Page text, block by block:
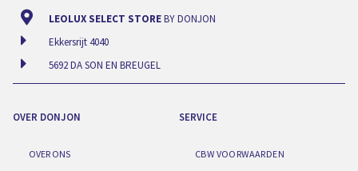
LEOLUX SELECT STOREBY DONJON
Ekkersrijt 4040
5692 DA SON EN BREUGEL
OVER DONJON
OVER ONS
SERVICE
CBW VOORWAARDEN